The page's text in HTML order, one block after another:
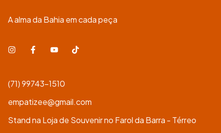
A alma da Bahia em cada peça
(71) 99743-1510
empatizee@gmail.com
Stand na Loja de Souvenir no Farol da Barra - Térreo